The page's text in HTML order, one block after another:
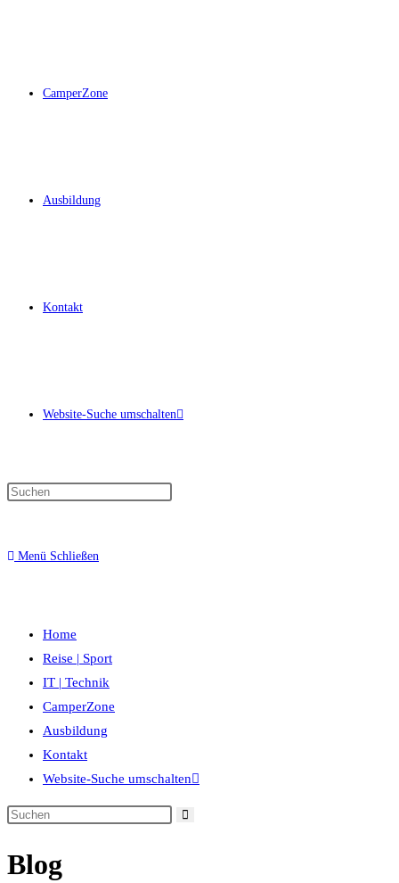
CamperZone
Ausbildung
Kontakt
Website-Suche umschalten
Menü Schließen
Home
Reise | Sport
IT | Technik
CamperZone
Ausbildung
Kontakt
Website-Suche umschalten
Blog